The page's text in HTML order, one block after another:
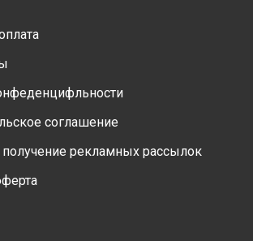
соглашение
получение рекламных рассылок